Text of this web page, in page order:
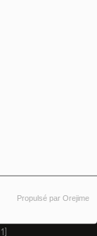
Propulsé par Orejime